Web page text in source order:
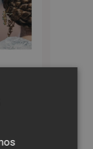
agosto con